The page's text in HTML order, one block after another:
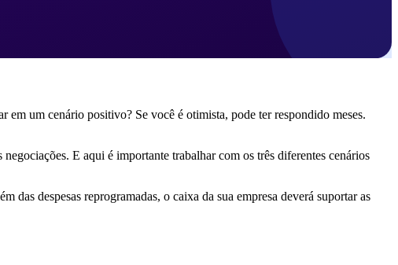
em um cenário positivo? Se você é otimista, pode ter respondido meses.
E aqui é importante trabalhar com os três diferentes cenários
das despesas reprogramadas, o caixa da sua empresa deverá suportar as